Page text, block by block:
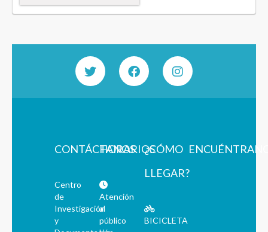
CONTÁCTANOS
Centro
de
Investigación
y
HORARIOS
Atención
al
público
¿CÓMO
LLEGAR?
BICICLETA